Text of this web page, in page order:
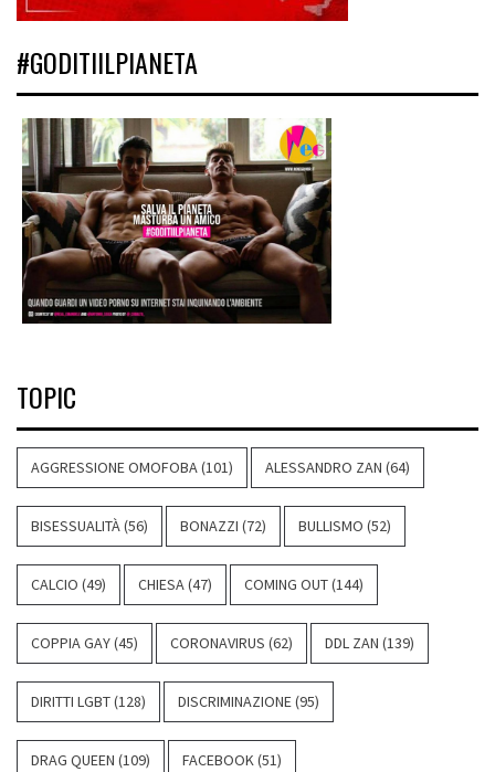
#GODITIILPIANETA
TOPIC
AGGRESSIONE OMOFOBA(101) ALESSANDRO ZAN (64)
BISESSUALITÀ(56) BONAZZI (72) BULLISMO (52)
CALCIO (49) CHIESA(47) COMING OUT(144)
COPPIA GAY(45) CORONAVIRUS (62) DDL ZAN (139)
DIRITTI LGBT(128) DISCRIMINAZIONE(95)
DRAG QUEEN (109) FACEBOOK(51)